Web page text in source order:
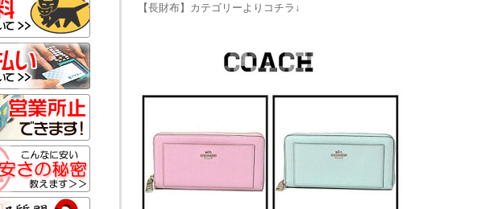
【長財布】カテゴリーよりコチラ↓